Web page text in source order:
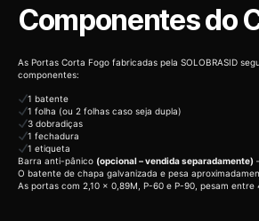
Componentes do
As Portas Corta Fogo fabricadas pela SOLOBRASID
componentes:
1 batente
1 folha (ou 2 folhas caso seja dupla)
3 dobradiças
1 fechadura
1 etiqueta
Barra anti-pânico (opcional – vendida separadamente)
O batente de chapa galvanizada e pesa
As portas com 2,10 x 0,89M, P-60 e P-90, pesam entre